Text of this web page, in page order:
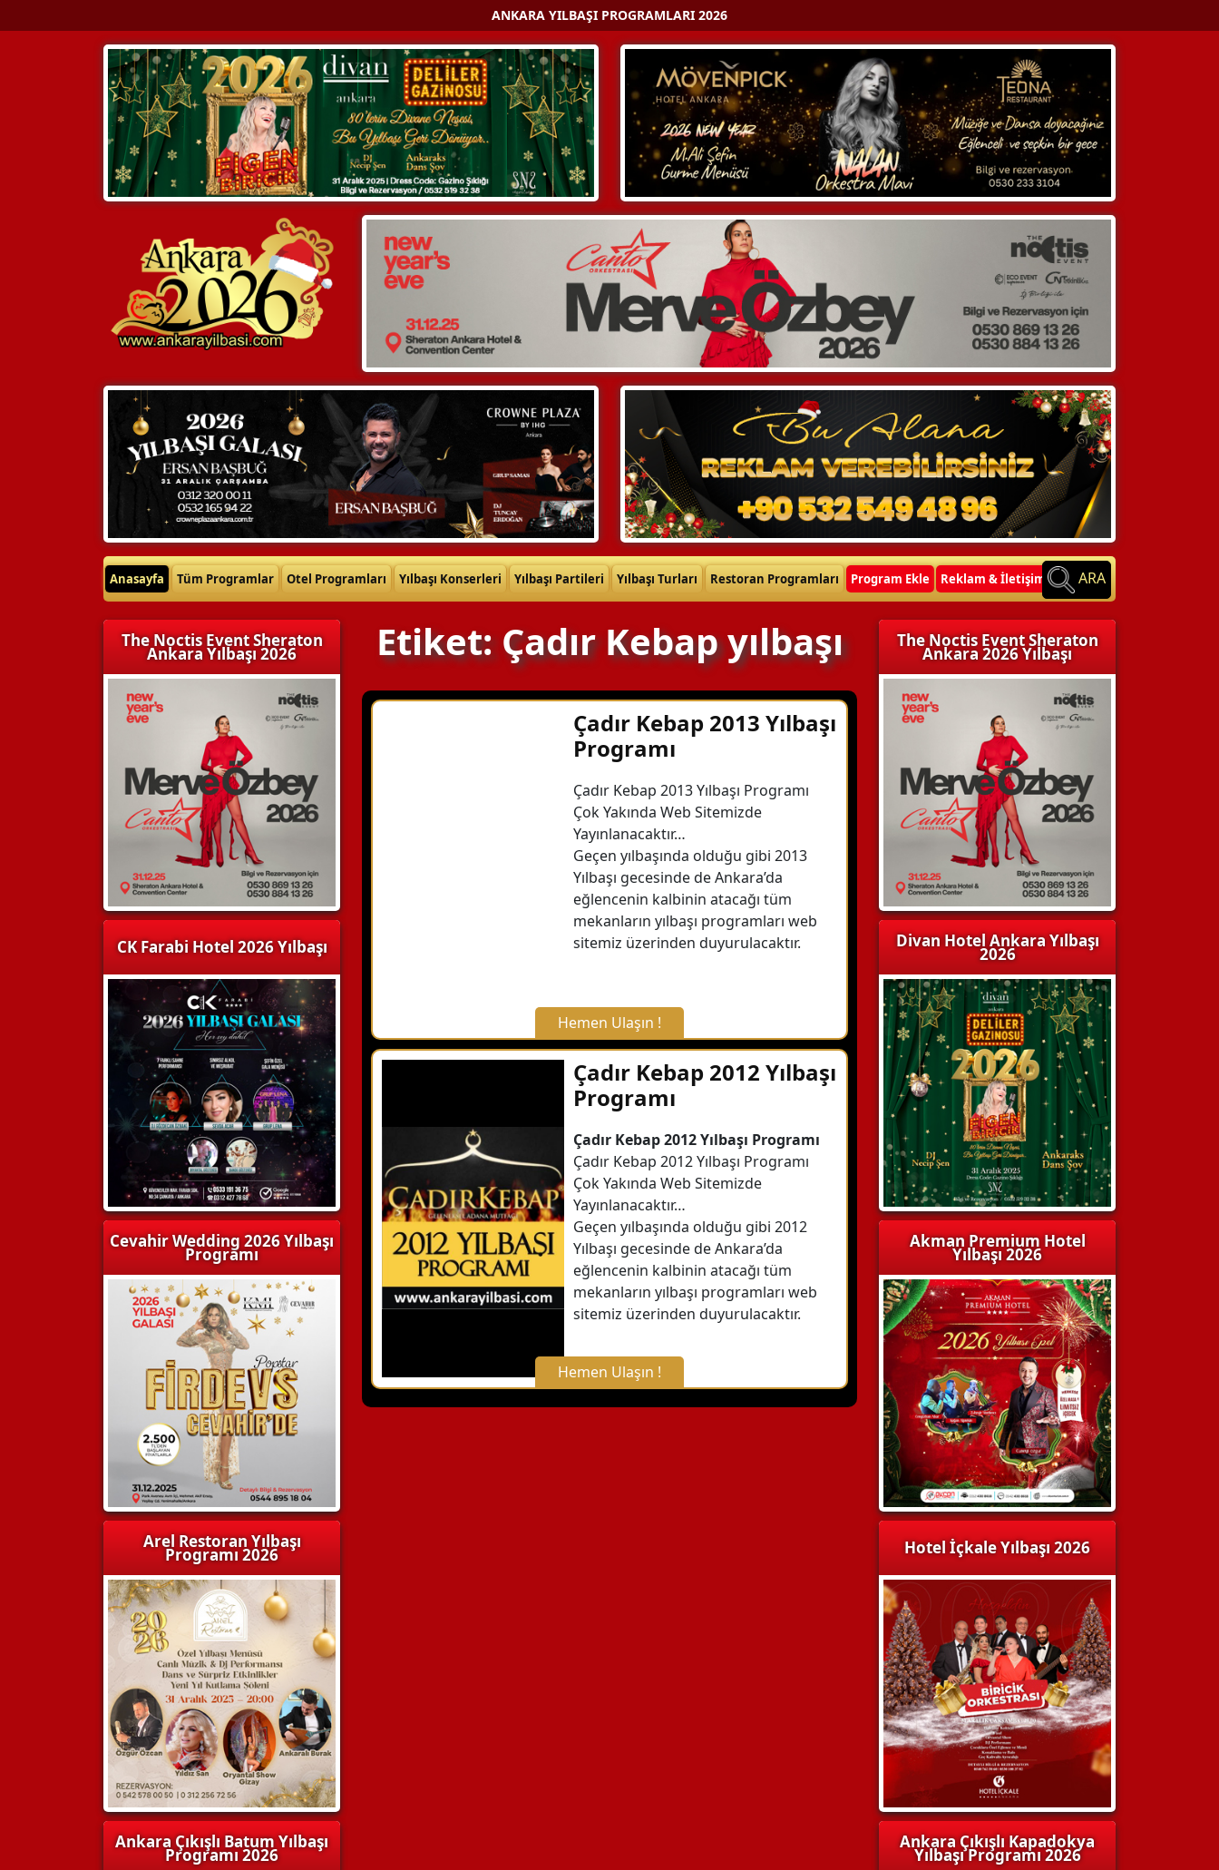
ANKARA YILBAŞI PROGRAMLARI 2026
Anasayfa Tüm Programlar Otel Programları Yılbaşı Konserleri Yılbaşı Partileri Yılbaşı Turları Restoran Programları Program Ekle Reklam & İletişim ARA
The Noctis Event Sheraton
Ankara Yılbaşı 2026
CK Farabi Hotel 2026 Yılbaşı
Cevahir Wedding 2026 Yılbaşı
Programı
Arel Restoran Yılbaşı
Programı 2026
Ankara Çıkışlı Batum Yılbaşı
Programı 2026
Etiket: Çadır Kebap yılbaşı
Çadır Kebap 2013 Yılbaşı
Programı
Çadır Kebap 2013 Yılbaşı Programı
Çok Yakında Web Sitemizde
Yayınlanacaktır…
Geçen yılbaşında olduğu gibi 2013
Yılbaşı gecesinde de Ankara’da
eğlencenin kalbinin atacağı tüm
mekanların yılbaşı programları web
sitemiz üzerinden duyurulacaktır.
Hemen Ulaşın !
X Kapat
WhatsApp ile Bilgi Alın
Hemen Arayın
Detaylı Bilgi Alın
Çadır Kebap 2012 Yılbaşı
Programı
Çadır Kebap 2012 Yılbaşı Programı
Çadır Kebap 2012 Yılbaşı Programı
Çok Yakında Web Sitemizde
Yayınlanacaktır…
Geçen yılbaşında olduğu gibi 2012
Yılbaşı gecesinde de Ankara’da
eğlencenin kalbinin atacağı tüm
mekanların yılbaşı programları web
sitemiz üzerinden duyurulacaktır.
Hemen Ulaşın !
X Kapat
The Noctis Event Sheraton
Ankara 2026 Yılbaşı
Divan Hotel Ankara Yılbaşı
2026
Akman Premium Hotel
Yılbaşı 2026
Hotel İçkale Yılbaşı 2026
Ankara Çıkışlı Kapadokya
Yılbaşı Programı 2026